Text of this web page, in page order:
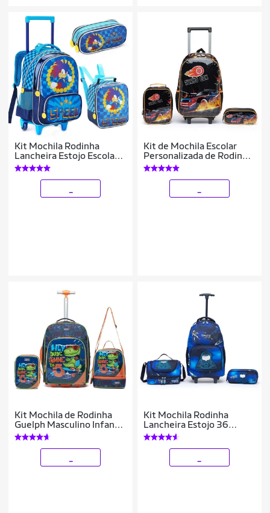
Kit Mochila Rodinha
Lancheira Estojo Escolar
Infantil Menino Reforçada
Sonic Denlex
Kit de Mochila Escolar
Personalizada de Rodinha
Infantil com Estojo e
Lancheira
Kit Mochila de Rodinha
Guelph Masculino Infantil
Estojo Escolar Lancheira
Térmica
Kit Mochila Rodinha
Lancheira Estojo 36
Litros Escolar Infantil
Astronauta Menino
Guelph